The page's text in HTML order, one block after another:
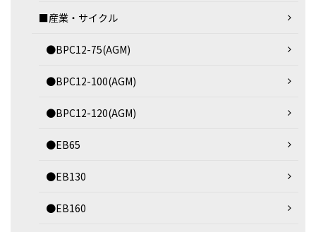
■産業・サイクル
●BPC12-75(AGM)
●BPC12-100(AGM)
●BPC12-120(AGM)
●EB65
●EB130
●EB160